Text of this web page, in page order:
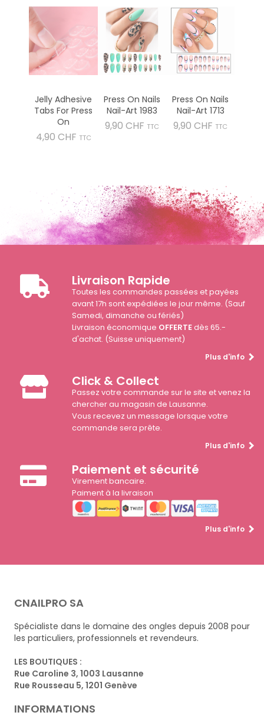
Jelly Adhesive
Tabs For Press
On
4,90 CHF Prix
TTC
Press On Nails
Nail-Art 1983
9,90 CHF Prix
TTC
Press On Nails
Nail-Art 1713
9,90 CHF Prix
TTC
Livraison Rapide
Toutes les commandes passées et payées
avant 17h sont expédiées le jour même. (Sauf
Samedi, dimanche ou fériés)
Livraison économique OFFERTEdès 65.-
d'achat. (Suisse uniquement)
Plus d'info
Click & Collect
Passez votre commande sur le site et venez la
chercher au magasin de Lausanne.
Vous recevez un message lorsque votre
commande sera prête.
Plus d'info
Paiement et sécurité
Virement bancaire.
Paiment à la livraison
Plus d'info
CNAILPRO SA
Spécialiste dans le domaine des ongles depuis 2008 pour
les particuliers, professionnels et revendeurs.
LES BOUTIQUES :
Rue Caroline 3, 1003 Lausanne
Rue Rousseau 5, 1201 Genève
INFORMATIONS